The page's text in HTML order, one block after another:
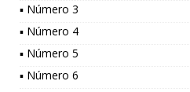
▪ Número 3
▪ Número 4
▪ Número 5
▪ Número 6